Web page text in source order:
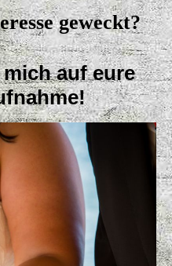
geweckt?
auf eure